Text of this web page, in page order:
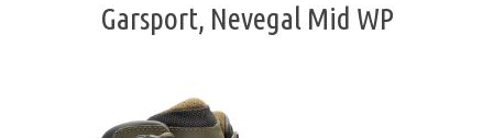
Garsport, Nevegal Mid WP